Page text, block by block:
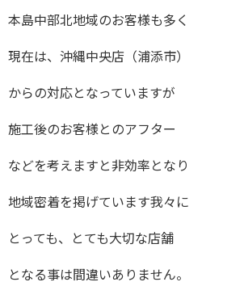
本島中部北地域のお客様も多く
現在は、沖縄中央店（浦添市）
からの対応となっていますが
施工後のお客様とのアフター
などを考えますと非効率となり
地域密着を掲げています我々に
とっても、とても大切な店舗
となる事は間違いありません。